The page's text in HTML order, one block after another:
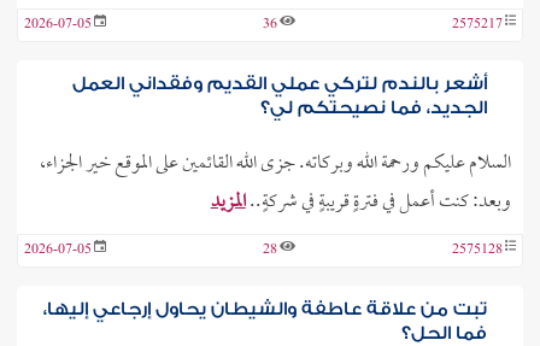
2575217
36
2026-07-05
أشعر بالندم لتركي عملي القديم وفقداني العمل
الجديد، فما نصيحتكم لي؟
السلام عليكم ورحمة الله وبركاته. جزى الله القائمين على الموقع خير الجزاء،
وبعد: كنت أعمل في فترةٍ قريبةٍ في شركةٍ..المزيد
2575128
28
2026-07-05
تبت من علاقة عاطفة والشيطان يحاول إرجاعي إليها،
فما الحل؟